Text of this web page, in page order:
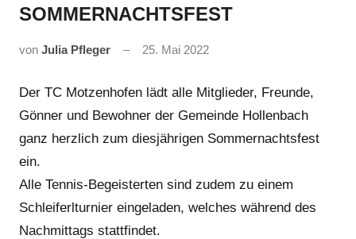
SOMMERNACHTSFEST
von Julia Pfleger 25. Mai 2022
Der TC Motzenhofen lädt alle Mitglieder, Freunde,
Gönner und Bewohner der Gemeinde Hollenbach
ganz herzlich zum diesjährigen Sommernachtsfest
ein.
Alle Tennis-Begeisterten sind zudem zu einem
Schleiferlturnier eingeladen, welches während des
Nachmittags stattfindet.